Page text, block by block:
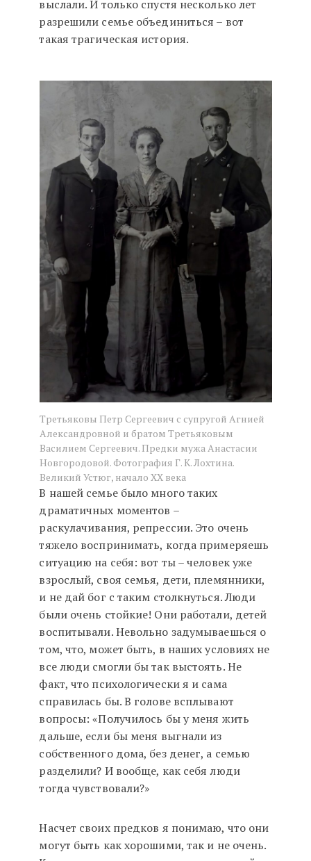
выслали. И только спустя несколько лет
разрешили семье объединиться – вот
такая трагическая история.
Третьяковы Петр Сергеевич с супругой Агнией
Александровной и братом Третьяковым
Василием Сергеевич. Предки мужа Анастасии
Новгородовой. Фотография Г. К. Лохтина.
Великий Устюг, начало XX века
В нашей семье было много таких
драматичных моментов –
раскулачивания, репрессии. Это очень
тяжело воспринимать, когда примеряешь
ситуацию на себя: вот ты – человек уже
взрослый, своя семья, дети, племянники,
и не дай бог с таким столкнуться. Люди
были очень стойкие! Они работали, детей
воспитывали. Невольно задумываешься о
том, что, может быть, в наших условиях не
все люди смогли бы так выстоять. Не
факт, что психологически я и сама
справилась бы. В голове всплывают
вопросы: «Получилось бы у меня жить
дальше, если бы меня выгнали из
собственного дома, без денег, а семью
разделили? И вообще, как себя люди
тогда чувствовали?»
Насчет своих предков я понимаю, что они
могут быть как хорошими, так и не очень.